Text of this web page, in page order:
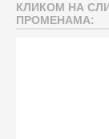
КЛИКОМ НА
ПРОМЕНАМА: